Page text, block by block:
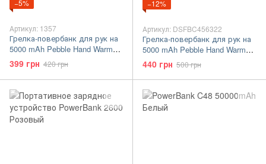
−5%
Артикул: 1357
Грелка-повербанк для рук на
5000 mAh Pebble Hand Warmer
PowerBank Pink
399 грн 420 грн
−12%
Артикул: DSFBC456322
Грелка-повербанк для рук на
5000 mAh Pebble Hand Warmer
PowerBank Gold
440 грн 500 грн